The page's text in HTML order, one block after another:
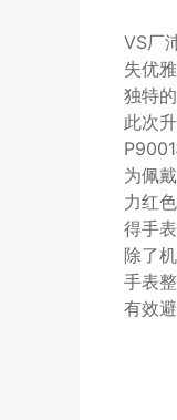
VS厂
失优
独特
此次
为佩
力红
得手
除了
手表
有效